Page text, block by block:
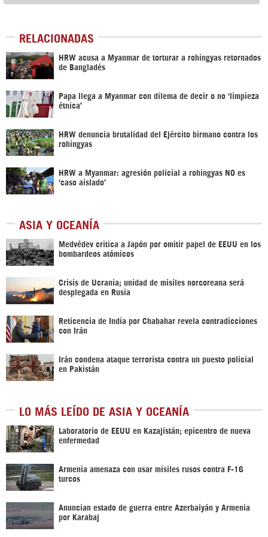
RELACIONADAS
HRW acusa a Myanmar de torturar a rohingyas retornados
de Bangladés
Papa llega a Myanmar con dilema de decir o no ‘limpieza
étnica’
HRW denuncia brutalidad del Ejército birmano contra los
rohingyas
HRW a Myanmar: agresión policial a rohingyas NO es
‘caso aislado’
ASIA Y OCEANÍA
Medvédev critica a Japón por omitir papel de EEUU en los
bombardeos atómicos
Crisis de Ucrania; unidad de misiles norcoreana será
desplegada en Rusia
Reticencia de India por Chabahar revela contradicciones
con Irán
Irán condena ataque terrorista contra un puesto policial
en Pakistán
LO MÁS LEÍDO DE ASIA Y OCEANÍA
Laboratorio de EEUU en Kazajistán; epicentro de nueva
enfermedad
Armenia amenaza con usar misiles rusos contra F-16
turcos
Anuncian estado de guerra entre Azerbaiyán y Armenia
por Karabaj